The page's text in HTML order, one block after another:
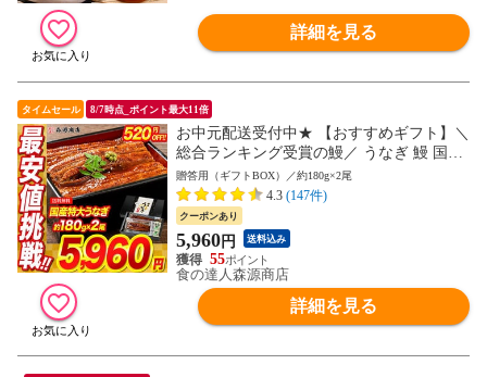
詳細を見る
タイムセール 8/7時点_ポイント最大11倍
お中元配送受付中★ 【おすすめギフト】＼
総合ランキング受賞の鰻／ うなぎ 鰻 国産
無投薬うなぎ 180g前後×2本 送料無料 山椒
鰻たれ付お取り寄せグルメ 食品 海鮮 土用
丑 【最安値挑戦！6480円→5960円セール】
贈答用（ギフトBOX）／約180g×2尾
4.3 (147件)
クーポンあり
5,960円 送料込み
55
食の達人森源商店
詳細を見る